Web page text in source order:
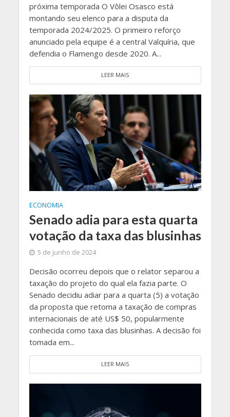
próxima temporada O Vôlei Osasco está
montando seu elenco para a disputa da
temporada 2024/2025. O primeiro reforço
anunciado pela equipe é a central Valquíria, que
defendia o Flamengo desde 2020. A...
LEER MAIS
ECONOMIA
Senado adia para esta quarta
votação da taxa das blusinhas
5 de junho de 2024
Decisão ocorreu depois que o relator separou a
taxação do projeto do qual ela fazia parte. O
Senado decidiu adiar para a quarta (5) a votação
da proposta que retoma a taxação de compras
internacionais de até US$ 50, popularmente
conhecida como taxa das blusinhas. A decisão foi
tomada em...
LEER MAIS